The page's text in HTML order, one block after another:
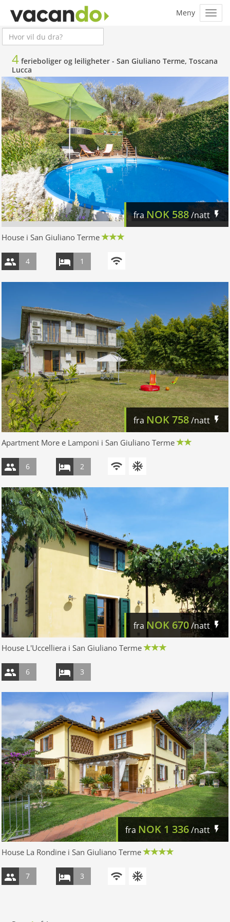
4 ferieboliger og leiligheter - San Giuliano Terme, Toscana
Lucca
fraNOK 588/natt
House i San Giuliano Terme
4 1
fra NOK758/natt
Apartment More e Lamponi i San Giuliano Terme
6 2
fra NOK 670/natt
House L'Uccelliera i San Giuliano Terme
6 3
fra NOK 1 336/natt
House La Rondine i San Giuliano Terme
7 3